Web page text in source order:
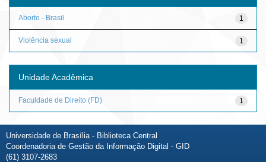
1
Aborto - Brasil
1
Violência sexual
Unidade Acadêmica
1
Faculdade de Direito (FD)
Universidade de Brasília - Biblioteca Central
Coordenadoria de Gestão da Informação Digital - GID
(61) 3107-2683